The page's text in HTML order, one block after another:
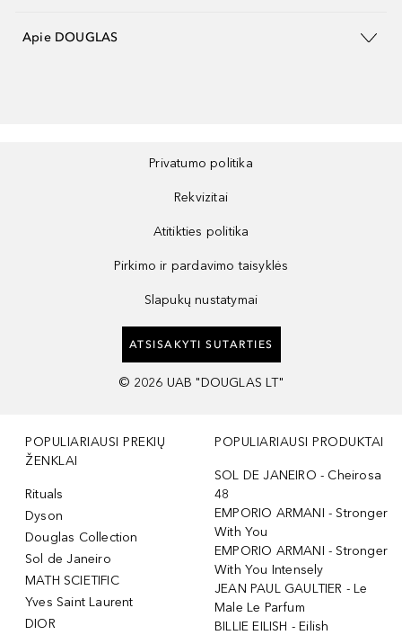
Apie DOUGLAS
Privatumo politika
Rekvizitai
Atitikties politika
Pirkimo ir pardavimo taisyklės
Slapukų nustatymai
ATSISAKYTI SUTARTIES
© 2026 UAB "DOUGLAS LT"
POPULIARIAUSI PREKIŲ
ŽENKLAI
Rituals
Dyson
Douglas Collection
Sol de Janeiro
MATH SCIETIFIC
Yves Saint Laurent
DIOR
POPULIARIAUSI PRODUKTAI
SOL DE JANEIRO - Cheirosa
48
EMPORIO ARMANI - Stronger
With You
EMPORIO ARMANI - Stronger
With You Intensely
JEAN PAUL GAULTIER - Le
Male Le Parfum
BILLIE EILISH - Eilish